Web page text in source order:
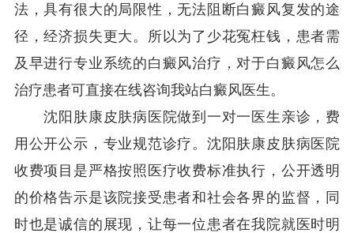
法，具有很大的局限性，无法阻断白癜风复发的途
径，经济损失更大。所以为了少花冤枉钱，患者需
及早进行专业系统的白癜风治疗，对于白癜风怎么
治疗患者可直接在线咨询我站白癜风医生。
沈阳肤康皮肤病医院做到一对一医生亲诊，费
用公开公示，专业规范诊疗。沈阳肤康皮肤病医院
收费项目是严格按照医疗收费标准执行，公开透明
的价格告示是该院接受患者和社会各界的监督，同
时也是诚信的展现，让每一位患者在我院就医时明